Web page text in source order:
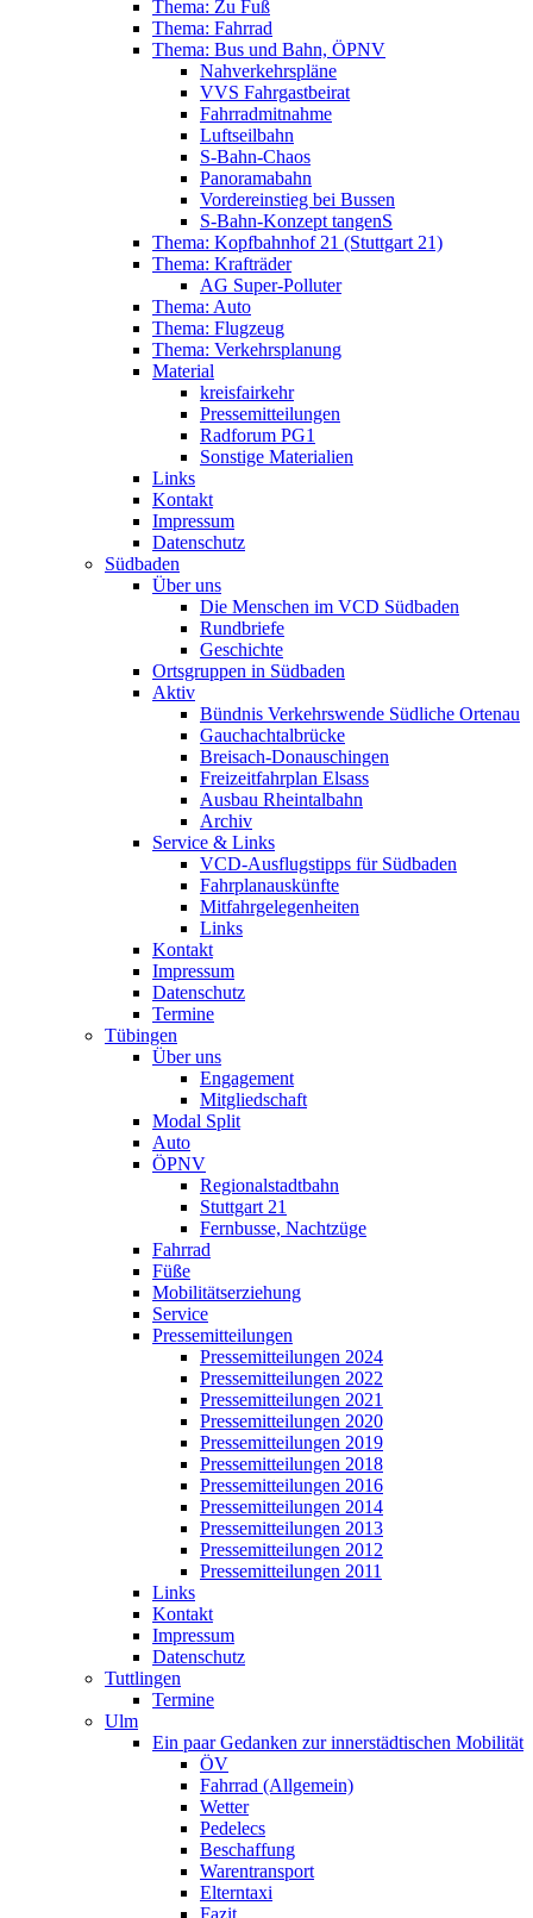
Thema: Zu Fuß
Thema: Fahrrad
Thema: Bus und Bahn, ÖPNV
Nahverkehrspläne
VVS Fahrgastbeirat
Fahrradmitnahme
Luftseilbahn
S-Bahn-Chaos
Panoramabahn
Vordereinstieg bei Bussen
S-Bahn-Konzept tangenS
Thema: Kopfbahnhof 21 (Stuttgart 21)
Thema: Krafträder
AG Super-Polluter
Thema: Auto
Thema: Flugzeug
Thema: Verkehrsplanung
Material
kreisfairkehr
Pressemitteilungen
Radforum PG1
Sonstige Materialien
Links
Kontakt
Impressum
Datenschutz
Südbaden
Über uns
Die Menschen im VCD Südbaden
Rundbriefe
Geschichte
Ortsgruppen in Südbaden
Aktiv
Bündnis Verkehrswende Südliche Ortenau
Gauchachtalbrücke
Breisach-Donauschingen
Freizeitfahrplan Elsass
Ausbau Rheintalbahn
Archiv
Service & Links
VCD-Ausflugstipps für Südbaden
Fahrplanauskünfte
Mitfahrgelegenheiten
Links
Kontakt
Impressum
Datenschutz
Termine
Tübingen
Über uns
Engagement
Mitgliedschaft
Modal Split
Auto
ÖPNV
Regionalstadtbahn
Stuttgart 21
Fernbusse, Nachtzüge
Fahrrad
Füße
Mobilitätserziehung
Service
Pressemitteilungen
Pressemitteilungen 2024
Pressemitteilungen 2022
Pressemitteilungen 2021
Pressemitteilungen 2020
Pressemitteilungen 2019
Pressemitteilungen 2018
Pressemitteilungen 2016
Pressemitteilungen 2014
Pressemitteilungen 2013
Pressemitteilungen 2012
Pressemitteilungen 2011
Links
Kontakt
Impressum
Datenschutz
Tuttlingen
Termine
Ulm
Ein paar Gedanken zur innerstädtischen Mobilität
ÖV
Fahrrad (Allgemein)
Wetter
Pedelecs
Beschaffung
Warentransport
Elterntaxi
Fazit